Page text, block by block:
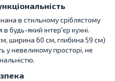
в стильному сріблястому
будь-який інтер'єр кухні.
ширина 60 см, глибина 59 см)
у невеликому просторі, не